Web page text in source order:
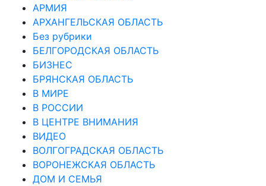
АРМИЯ
АРХАНГЕЛЬСКАЯ ОБЛАСТЬ
Без рубрики
БЕЛГОРОДСКАЯ ОБЛАСТЬ
БИЗНЕС
БРЯНСКАЯ ОБЛАСТЬ
В МИРЕ
В РОССИИ
В ЦЕНТРЕ ВНИМАНИЯ
ВИДЕО
ВОЛГОГРАДСКАЯ ОБЛАСТЬ
ВОРОНЕЖСКАЯ ОБЛАСТЬ
ДОМ И СЕМЬЯ